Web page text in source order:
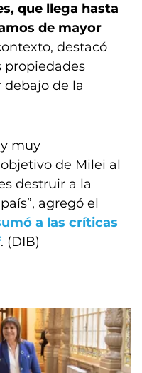
que llega hasta
de mayor
destacó
propiedades
de la
muy
de Milei al
destruir a la
agregó el
a las críticas
. (DIB)